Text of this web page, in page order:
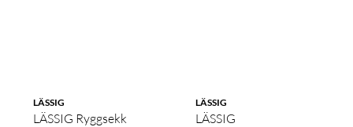
LÄSSIG
LÄSSIG Ryggsekk
LÄSSIG
LÄSSIG